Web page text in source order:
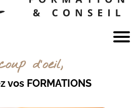
d'oeil,
vos FORMATIONS